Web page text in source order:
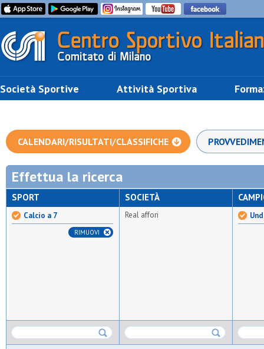
Società Sportive Attività Sportiva
CALENDARI/RISULTATI/CLASSIFICHE
Effettua la ricerca
SPORT
Calcio a 7
RIMUOVI
SOCIETÀ
Real affori